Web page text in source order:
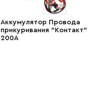
Аккумулятор Провода
прикуривания "Контакт"
200А